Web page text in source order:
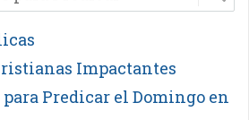
Impactantes
para Predicar el Domingo en